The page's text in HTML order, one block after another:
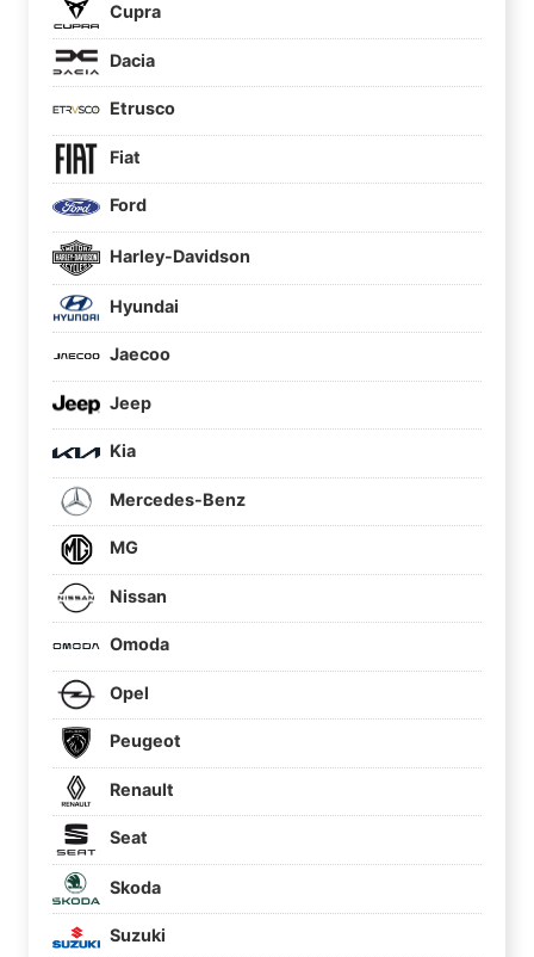
Cupra
Dacia
Etrusco
Fiat
Ford
Harley-Davidson
Hyundai
Jaecoo
Jeep
Kia
Mercedes-Benz
MG
Nissan
Omoda
Opel
Peugeot
Renault
Seat
Skoda
Suzuki